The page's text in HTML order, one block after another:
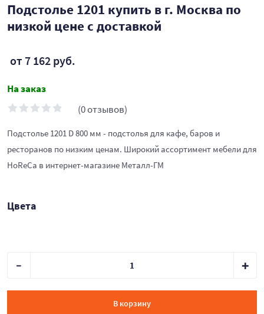
Подстолье 1201 купить в г. Москва по
низкой цене с доставкой
от 7 162 руб.
На заказ
(0 отзывов)
Подстолье 1201 D 800 мм - подстолья для кафе, баров и
ресторанов по низким ценам. Широкий ассортимент мебели для
HoReCa в интернет-магазине Металл-ГМ
Цвета
В корзину